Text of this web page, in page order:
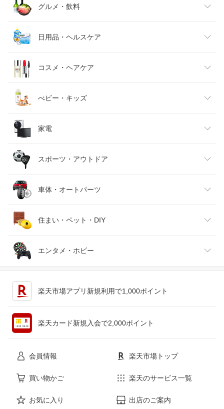
レディースファッション
メンズファッション
キッズファッション
ベビーファッション
インナー・下着・ナイトウェア
バッグ・小物・ブランド雑貨
靴
腕時計
ジュエリー・アクセサリー
グルメ・飲料
食品
スイーツ・お菓子
水・ソフトドリンク
ビール・洋酒
ワイン
日本酒・焼酎
日用品・ヘルスケア
日用品雑貨・文房具・手芸
ダイエット・健康
医薬品・コンタクト・介護
コスメ・ヘアケア
美容・コスメ・香水
べビー・キッズ
キッズ・ベビー・マタニティ
おもちゃ
家電
家電
TV・オーディオ・カメラ
スマートフォン・タブレット
パソコン・周辺機器
スポーツ・アウトドア
スポーツ・アウトドア
ゴルフ
車体・オートパーツ
車用品・バイク用品
車・バイク
住まい・ペット・DIY
インテリア・寝具・収納
エンタメ・ホビー
本・雑誌・コミック
楽天市場アプリ新規利用で1,000ポイント
楽天カード新規入会で2,000ポイント
会員情報 楽天市場トップ
買い物かご 楽天のサービス一覧
お気に入り 出店のご案内